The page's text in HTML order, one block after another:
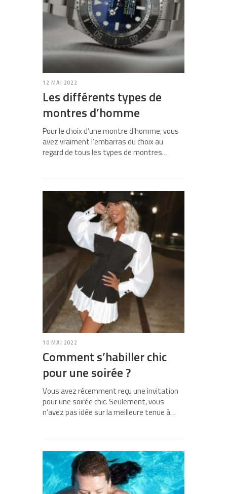
12 MAI 2022
Les différents types de
montres d’homme
Pour le choix d’une montre d’homme, vous
avez vraiment l’embarras du choix au
regard de tous les types de montres…
10 MAI 2022
Comment s’habiller chic
pour une soirée ?
Vous avez récemment reçu une invitation
pour une soirée chic. Seulement, vous
n’avez pas idée sur la meilleure tenue à…